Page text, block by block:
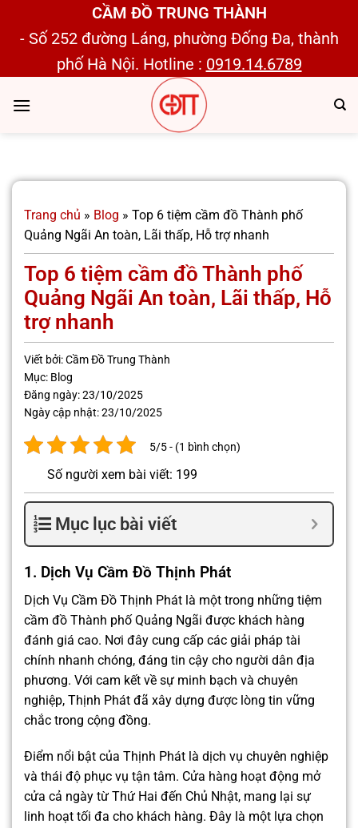
CẦM ĐỒ TRUNG THÀNH
- Số 252 đường Láng, phường Đống Đa, thành
phố Hà Nội. Hotline : 0919.14.6789
Trang chủ » Blog » Top 6 tiệm cầm đồ Thành phố
Quảng Ngãi An toàn, Lãi thấp, Hỗ trợ nhanh
Top 6 tiệm cầm đồ Thành phố
Quảng Ngãi An toàn, Lãi thấp, Hỗ
trợ nhanh
Viết bởi:Cầm Đồ Trung Thành
Mục: Blog
Đăng ngày:23/10/2025
Ngày cập nhật:23/10/2025
5/5 - (1 bình chọn)
Số người xem bài viết: 199
Mục lục bài viết
1. Dịch Vụ Cầm Đồ Thịnh Phát
Dịch Vụ Cầm Đồ Thịnh Phát là một trong những tiệm
cầm đồ Thành phố Quảng Ngãi được khách hàng
đánh giá cao. Nơi đây cung cấp các giải pháp tài
chính nhanh chóng, đáng tin cậy cho người dân địa
phương. Với cam kết về sự minh bạch và chuyên
nghiệp, Thịnh Phát đã xây dựng được lòng tin vững
chắc trong cộng đồng.
Điểm nổi bật của Thịnh Phát là dịch vụ chuyên nghiệp
và thái độ phục vụ tận tâm. Cửa hàng hoạt động mở
cửa cả ngày từ Thứ Hai đến Chủ Nhật, mang lại sự
linh hoạt tối đa cho khách hàng. Đây là một lựa chọn